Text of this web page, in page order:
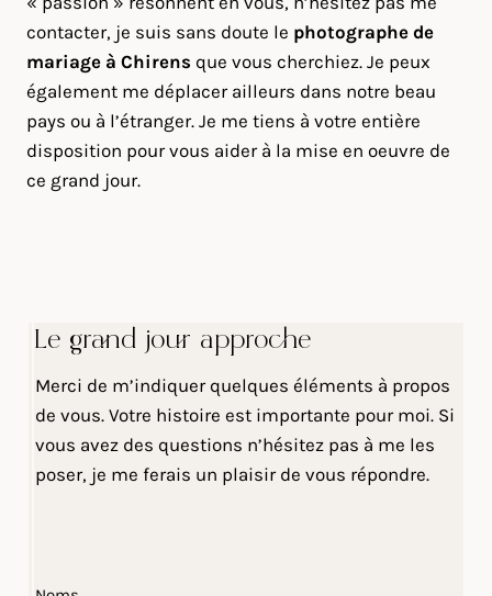
contacter, je suis sans doute le photographe de
mariage à Chirens que vous cherchiez. Je peux
également me déplacer ailleurs dans notre beau
pays ou à l’étranger. Je me tiens à votre entière
disposition pour vous aider à la mise en oeuvre de
ce grand jour.
Le grand jour approche
Merci de m’indiquer quelques éléments à propos
de vous. Votre histoire est importante pour moi. Si
vous avez des questions n’hésitez pas à me les
poser, je me ferais un plaisir de vous répondre.